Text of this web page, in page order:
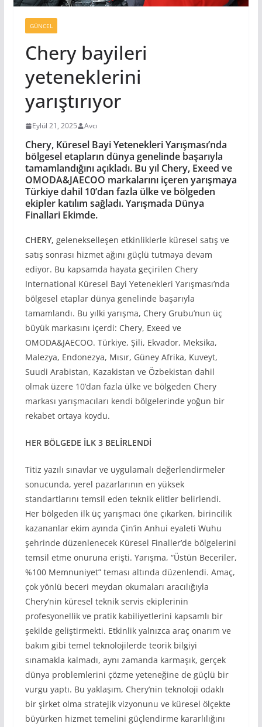
GÜNCEL
Chery bayileri
yeteneklerini
yarıştırıyor
Eylül 21, 2025 Avcı
Chery, Küresel Bayi Yetenekleri Yarışması’nda
bölgesel etapların dünya genelinde başarıyla
tamamlandığını açıkladı. Bu yıl Chery, Exeed ve
OMODA&JAECOO markalarını içeren yarışmaya
Türkiye dahil 10’dan fazla ülke ve bölgeden
ekipler katılım sağladı.Yarışmada Dünya
Finallari Ekimde.
CHERY, gelenekselleşen etkinliklerle küresel satış ve
satış sonrası hizmet ağını güçlü tutmaya devam
ediyor. Bu kapsamda hayata geçirilen Chery
International Küresel Bayi Yetenekleri Yarışması’nda
bölgesel etaplar dünya genelinde başarıyla
tamamlandı. Bu yılki yarışma, Chery Grubu’nun üç
büyük markasını içerdi: Chery, Exeed ve
OMODA&JAECOO. Türkiye, Şili, Ekvador, Meksika,
Malezya, Endonezya, Mısır, Güney Afrika, Kuveyt,
Suudi Arabistan, Kazakistan ve Özbekistan dahil
olmak üzere 10’dan fazla ülke ve bölgeden Chery
markası yarışmacıları kendi bölgelerinde yoğun bir
rekabet ortaya koydu.
HER BÖLGEDE İLK 3 BELİRLENDİ
Titiz yazılı sınavlar ve uygulamalı değerlendirmeler
sonucunda, yerel pazarlarının en yüksek
standartlarını temsil eden teknik elitler belirlendi.
Her bölgeden ilk üç yarışmacı öne çıkarken, birincilik
kazananlar ekim ayında Çin’in Anhui eyaleti Wuhu
şehrinde düzenlenecek Küresel Finaller’de bölgelerini
temsil etme onuruna erişti. Yarışma, “Üstün Beceriler,
%100 Memnuniyet” teması altında düzenlendi. Amaç,
çok yönlü beceri meydan okumaları aracılığıyla
Chery’nin küresel teknik servis ekiplerinin
profesyonellik ve pratik kabiliyetlerini kapsamlı bir
şekilde geliştirmekti. Etkinlik yalnızca araç onarım ve
bakım gibi temel teknolojilerde teorik bilgiyi
sınamakla kalmadı, aynı zamanda karmaşık, gerçek
dünya problemlerini çözme yeteneğine de güçlü bir
vurgu yaptı. Bu yaklaşım, Chery’nin teknoloji odaklı
bir şirket olma stratejik vizyonunu ve küresel ölçekte
büyürken hizmet temelini güçlendirme kararlılığını